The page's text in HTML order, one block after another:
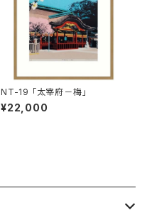
NT-19 「太宰府－梅」
¥22,000